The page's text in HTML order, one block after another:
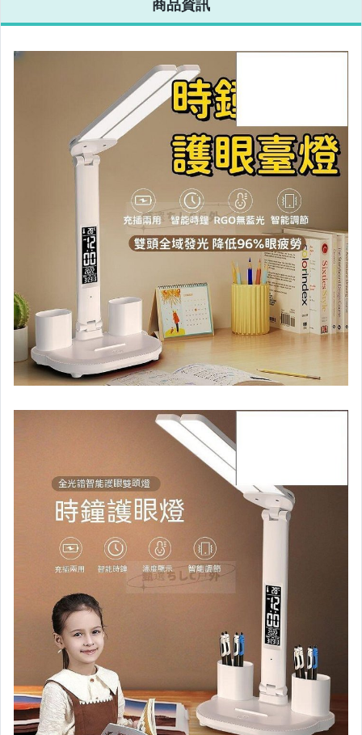
運動、戶外與休閒
汽機車精品百貨
居家、家具與園藝
女裝與服飾配件
偶像、球員卡與郵幣
手錶與飾品配件
女包精品與女鞋
家電與影音視聽
商品資訊